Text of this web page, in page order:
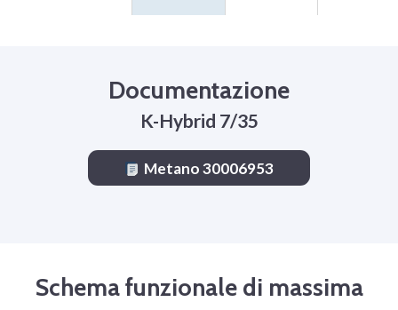
Documentazione
K-Hybrid 7/35
Metano 30006953
Schema funzionale di massima